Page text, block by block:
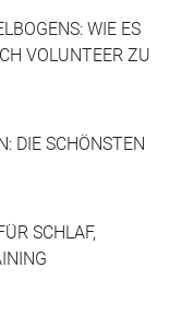
WIE ES
VOLUNTEER ZU
DIE SCHÖNSTEN
SCHLAF,